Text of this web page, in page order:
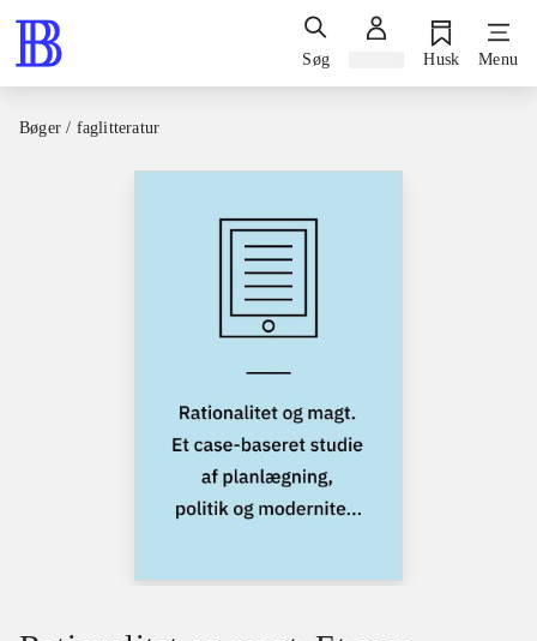
Søg Husk Menu
Bøger / faglitteratur